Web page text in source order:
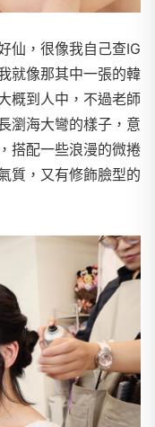
仙，很像我自己查IG
就像那其中一張的韓
概到人中，不過老師
瀏海大彎的樣子，意
搭配一些浪漫的微捲
質，又有修飾臉型的